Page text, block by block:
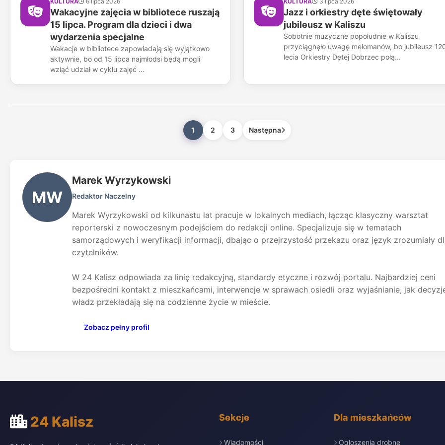
Wakacyjne zajęcia w bibliotece ruszają
15 lipca. Program dla dzieci i dwa
wydarzenia specjalne
Wakacje w bibliotece zapowiadają się wyjątkowo
aktywnie, bo od 15 lipca najmłodsi będą mogli
wziąć udział w cyklu zajęć ...
Jazz i orkiestry dęte świętowały
jubileusz w Kaliszu
Sobotnie muzyczne popołudnie w Kaliszu
przyciągnęło uwagę melomanów, bo jubileusz
lecia Orkiestry Dętej Dobrzec połą...
1 2 3 Następna
MW
Marek Wyrzykowski
Redaktor Naczelny
Marek Wyrzykowski od kilkunastu lat pracuje w lokalnych mediach, łącząc klasyczny warsztat
reporterski z nowoczesnym podejściem do redakcji online. Specjalizuje się w tematach
samorządowych i weryfikacji informacji, dbając o przejrzystość przekazu oraz język zrozumiały
czytelników.
W 24 Kalisz odpowiada za linię redakcyjną, standardy etyczne i rozwój portalu. Najbardziej ceni
bezpośredni kontakt z mieszkańcami, interwencje w sprawach osiedli oraz wyjaśnianie, jak
władz przekładają się na codzienne życie w mieście.
Zobacz pełny profil
24 Kalisz Sekcje
Wiadomości
Dla mieszkańców
Ogłoszenia drobne